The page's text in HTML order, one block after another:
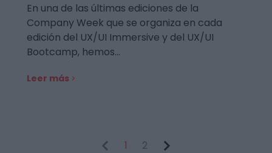
En una de las últimas ediciones de la
Company Week que se organiza en cada
edición del UX/UI Immersive y del UX/UI
Bootcamp, hemos…
Leer más
1 2